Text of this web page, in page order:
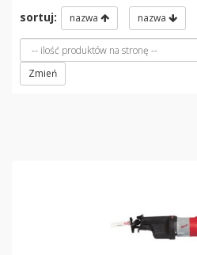
sortuj: nazwa nazwa
Zmień